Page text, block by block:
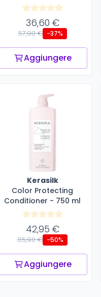
36,60 €
57,90 € -37%
Aggiungere
Kerasilk
Color Protecting
Conditioner - 750 ml
42,95 €
85,90 € -50%
Aggiungere